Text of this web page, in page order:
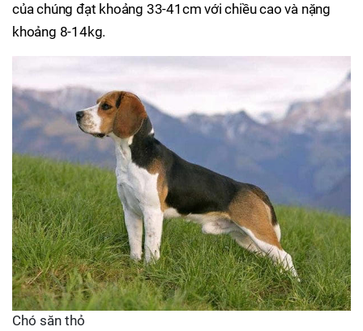
của chúng đạt khoảng 33-41cm với chiều cao và nặng
khoảng 8-14kg.
Chó săn thỏ